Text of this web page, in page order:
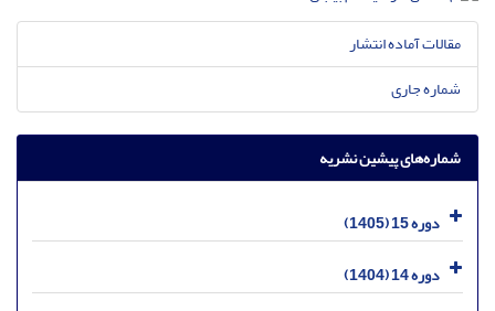
مقالات آماده انتشار
شماره جاری
شماره‌های پیشین نشریه
دوره 15 (1405)
دوره 14 (1404)